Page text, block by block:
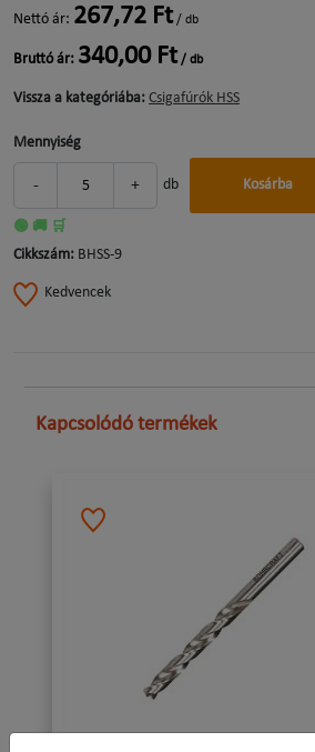
Nettó ár: 267,72 Ft / db
Bruttó ár: 340,00 Ft / db
Vissza a kategóriába: Csigafúrók HSS
Mennyiség
- + db Kosárba
🟢 🚚 🛒
Cikkszám: BHSS-9
Kedvencek
Kapcsolódó termékek